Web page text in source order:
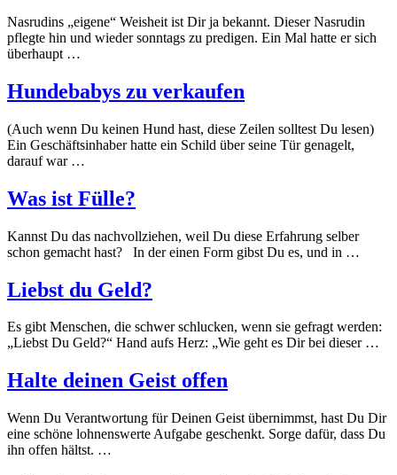
Nasrudins „eigene“ Weisheit ist Dir ja bekannt. Dieser Nasrudin
pflegte hin und wieder sonntags zu predigen. Ein Mal hatte er sich
überhaupt …
Hundebabys zu verkaufen
(Auch wenn Du keinen Hund hast, diese Zeilen solltest Du lesen)
Ein Geschäftsinhaber hatte ein Schild über seine Tür genagelt,
darauf war …
Was ist Fülle?
Kannst Du das nachvollziehen, weil Du diese Erfahrung selber
schon gemacht hast? In der einen Form gibst Du es, und in …
Liebst du Geld?
Es gibt Menschen, die schwer schlucken, wenn sie gefragt werden:
„Liebst Du Geld?“ Hand aufs Herz: „Wie geht es Dir bei dieser …
Halte deinen Geist offen
Wenn Du Verantwortung für Deinen Geist übernimmst, hast Du Dir
eine schöne lohnenswerte Aufgabe geschenkt. Sorge dafür, dass Du
ihn offen hältst. …